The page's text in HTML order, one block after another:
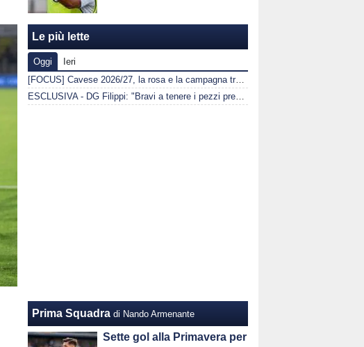
Le più lette
Oggi
Ieri
[FOCUS] Cavese 2026/27, la rosa e la campagna trasferimenti
ESCLUSIVA - DG Filippi: "Bravi a tenere i pezzi pregiati in rosa. Masitto? Grande voglia di fare bene"
Prima Squadra di Nando Armenante
Sette gol alla Primavera per